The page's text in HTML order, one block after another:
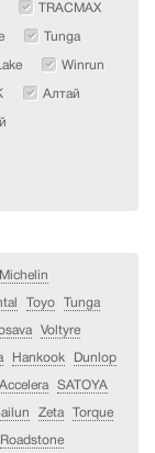
TRACMAX
Tunga
Winrun
Алтай
Michelin
Toyo Tunga
Voltyre
Hankook Dunlop
Accelera SATOYA
Zeta Torque
Roadstone